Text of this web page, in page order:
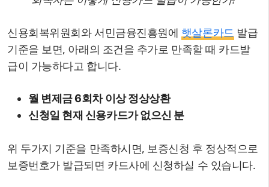
신용회복위원회와 서민금융진흥원에 햇살론카드 발급
기준을 보면, 아래의 조건을 추가로 만족할 때 카드발
급이 가능하다고 합니다.
월 변제금 6회차 이상 정상상환
신청일 현재 신용카드가 없으신 분
위 두가지 기준을 만족하시면, 보증신청 후 정상적으로
보증번호가 발급되면 카드사에 신청하실 수 있습니다.